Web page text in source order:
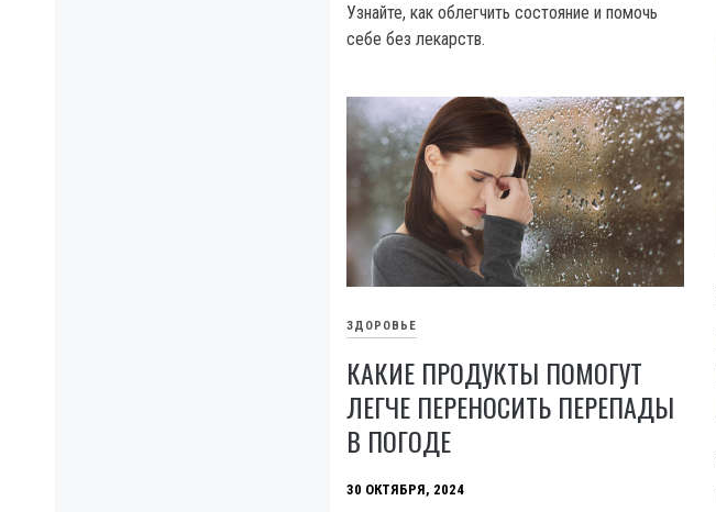
Узнайте, как облегчить состояние и помочь
себе без лекарств.
ЗДОРОВЬЕ
КАКИЕ ПРОДУКТЫ ПОМОГУТ
ЛЕГЧЕ ПЕРЕНОСИТЬ ПЕРЕПАДЫ
В ПОГОДЕ
30 ОКТЯБРЯ, 2024